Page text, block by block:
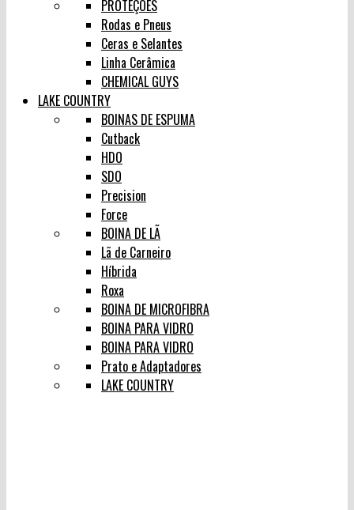
PROTEÇÕES
Rodas e Pneus
Ceras e Selantes
Linha Cerâmica
CHEMICAL GUYS
LAKE COUNTRY
BOINAS DE ESPUMA
Cutback
HDO
SDO
Precision
Force
BOINA DE LÃ
Lã de Carneiro
Híbrida
Roxa
BOINA DE MICROFIBRA
BOINA PARA VIDRO
BOINA PARA VIDRO
Prato e Adaptadores
LAKE COUNTRY